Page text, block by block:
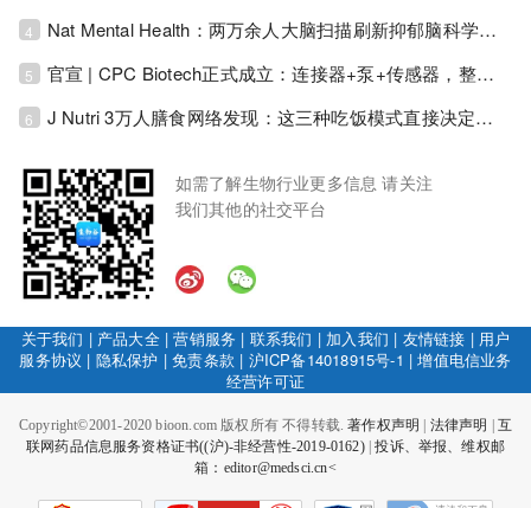
4 Nat Mental Health：两万余人大脑扫描刷新抑郁脑科学认知！抑郁不只是情绪病，视觉、运动脑区同步受损！
5 官宣 | CPC Biotech正式成立：连接器+泵+传感器，整合生物制药流体管理解决方案！
6 J Nutri 3万人膳食网络发现：这三种吃饭模式直接决定心血管风险与寿命长短！
如需了解生物行业更多信息 请关注
我们其他的社交平台
关于我们 | 产品大全|营销服务 | 联系我们 | 加入我们 | 友情链接 | 用户
服务协议 | 隐私保护 |免责条款 | 沪ICP备14018915号-1 |增值电信业务
经营许可证
Copyright©2001-2020 bioon.com 版权所有 不得转载.著作权声明 法律声明
互
联网药品信息服务资格证书((沪)-非经营性-2019-0162)|投诉、举报、维权邮
箱：editor@medsci.cn<